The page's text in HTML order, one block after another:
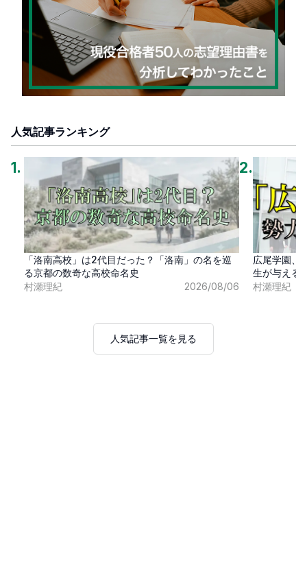
人気記事ランキング
1 .
「洛南高校」は2代目だった？「洛南」の名を巡
る京都の数奇な高校命名史
村瀬理紀
2026/08/06
2.
広尾学園、
生が与える
村瀬理紀
人気記事一覧を見る